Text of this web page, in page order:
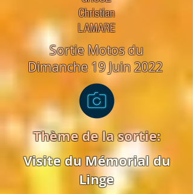
Christian
LAMARE
Sortie Motos du
Dimanche 19 Juin 2022
Thème de la sortie:
Visite du Mémorial du
Linge